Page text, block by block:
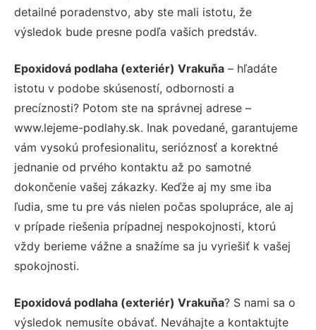
detailné poradenstvo, aby ste mali istotu, že
výsledok bude presne podľa vašich predstáv.
Epoxidová podlaha (exteriér) Vrakuňa – hľadáte
istotu v podobe skúseností, odbornosti a
precíznosti? Potom ste na správnej adrese –
www.lejeme-podlahy.sk. Inak povedané, garantujeme
vám vysokú profesionalitu, serióznosť a korektné
jednanie od prvého kontaktu až po samotné
dokončenie vašej zákazky. Keďže aj my sme iba
ľudia, sme tu pre vás nielen počas spolupráce, ale aj
v prípade riešenia prípadnej nespokojnosti, ktorú
vždy berieme vážne a snažíme sa ju vyriešiť k vašej
spokojnosti.
Epoxidová podlaha (exteriér) Vrakuňa? S nami sa o
výsledok nemusíte obávať. Neváhajte a kontaktujte